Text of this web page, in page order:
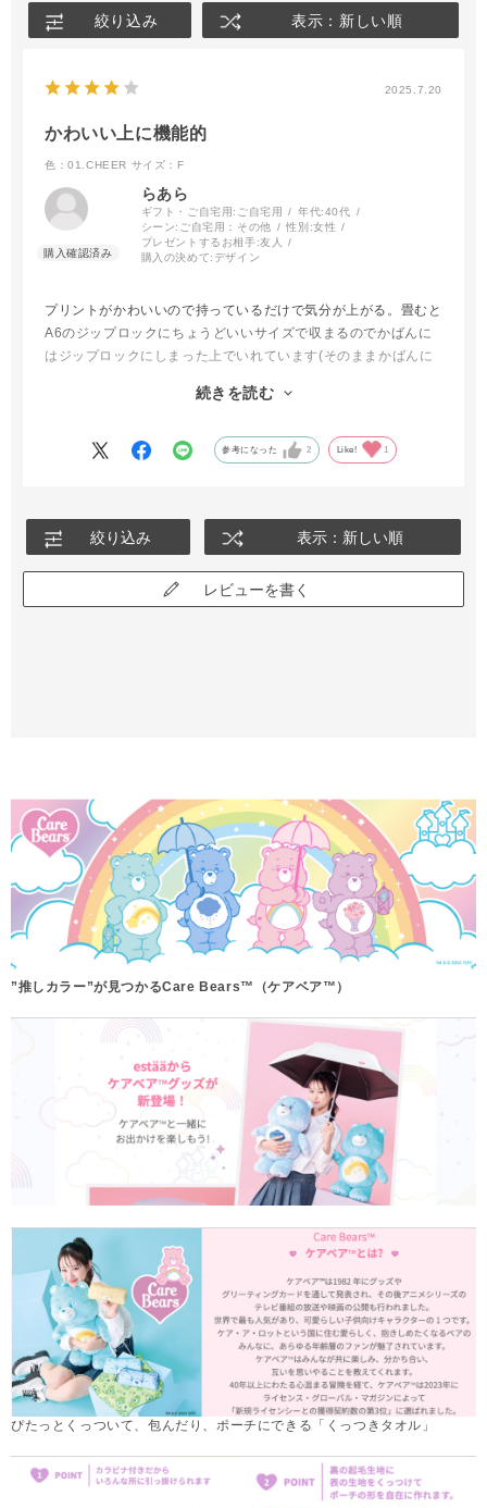
絞り込み 表示：新しい順
2025.7.20
かわいい上に機能的
色：01.CHEER サイズ：F
らあら
ギフト・ご自宅用: ご自宅用 年代:40代
シーン: ご自宅用：その他 性別:女性
プレゼントするお相手:友人
購入の決めて: デザイン
プリントがかわいいので持っているだけで気分が上がる。畳むと
A6のジップロックにちょうどいいサイズで収まるのでかばんに
はジップロックにしまった上でいれています(そのままかばんに
ペットボトルを買ったとき今まではかばんの中で水滴が気になる
続きを読む
参考になった 2 Like! 1
絞り込み 表示：新しい順
レビューを書く
”推しカラー”が見つかるCare Bears™（ケアベア™）
ぴたっとくっついて、包んだり、ポーチにできる「くっつきタオル」